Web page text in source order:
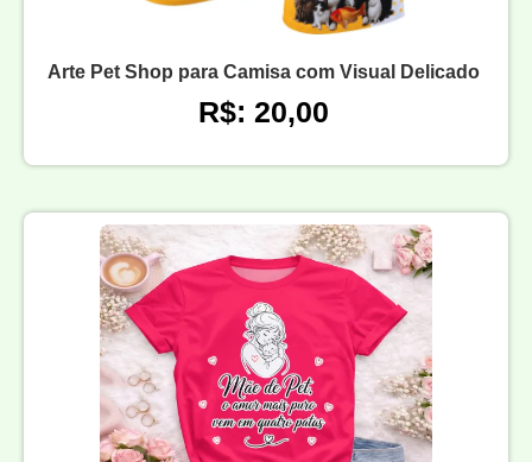
Arte Pet Shop para Camisa com Visual Delicado
R$: 20,00